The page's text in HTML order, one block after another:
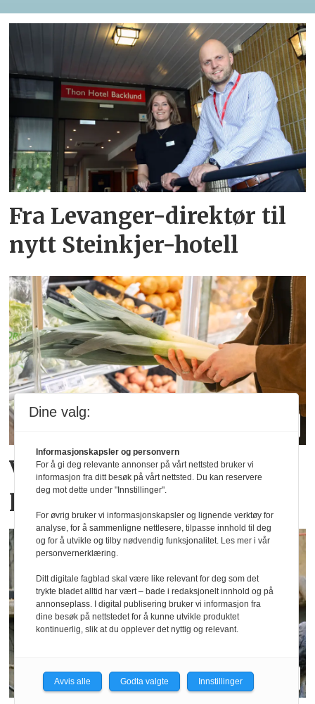
Fra Levanger-direktør til
nytt Steinkjer-hotell
Vil spise sunnere for den
psykiske helsen
Dine valg:
Informasjonskapsler og personvern
For å gi deg relevante annonser på vårt nettsted bruker vi
informasjon fra ditt besøk på vårt nettsted. Du kan reservere
deg mot dette under "Innstillinger".
For øvrig bruker vi informasjonskapsler og lignende verktøy for
analyse, for å sammenligne nettlesere, tilpasse innhold til deg
og for å utvikle og tilby nødvendig funksjonalitet. Les mer i vår
personvernerklæring.
Ditt digitale fagblad skal være like relevant for deg som det
trykte bladet alltid har vært – bade i redaksjonelt innhold og på
annonseplass. I digital publisering bruker vi informasjon fra
dine besøk på nettstedet for å kunne utvikle produktet
kontinuerlig, slik at du opplever det nyttig og relevant.
Avvis alle Godta valgte Innstillinger